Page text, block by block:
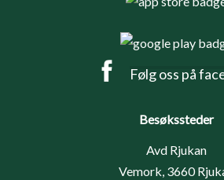
Følg oss på
Besøkssteder
Avd Rjukan
Vemork, 3660